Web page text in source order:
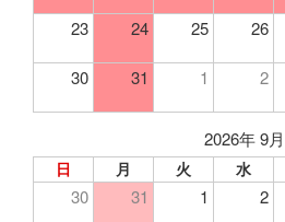
23 24 25 26
30 31 1 2
2026年 9月
日 月 火 水
30 31 1 2